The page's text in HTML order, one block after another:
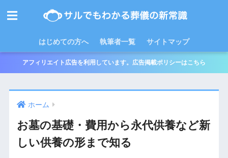
はじめての方へ 執筆者一覧 サイトマップ
アフィリエイト広告を利用しています。広告掲載ポリシーはこちら
ホーム
お墓の基礎・費用から永代供養など新
しい供養の形まで知る